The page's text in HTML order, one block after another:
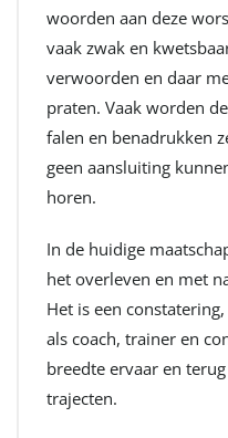
woorden aan deze
vaak zwak en
verwoorden en daar
praten. Vaak worden
falen en benadrukken
geen aansluiting
horen.
In de huidige
het overleven en met
Het is een
als coach, trainer en
breedte ervaar en
trajecten.